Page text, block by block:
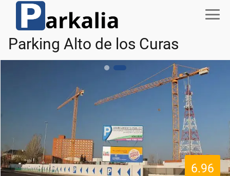
Parking Alto de los Curas
6.96